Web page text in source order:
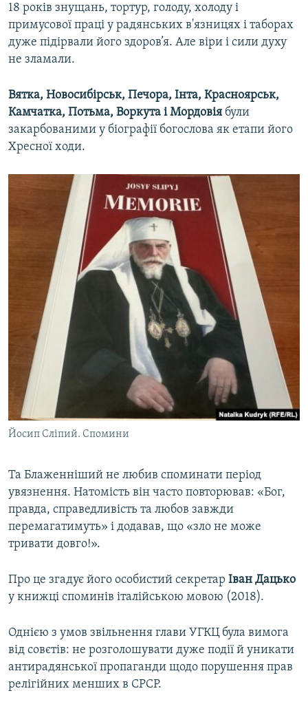
18 років знущань, тортур, голоду, холоду і
примусової праці у радянських в'язницях і таборах
дуже підірвали його здоров’я. Але віри і сили духу
не зламали.
Вятка, Новосибірськ, Печора, Інта, Красноярськ,
Камчатка, Потьма, Воркута і Мордовія були
закарбованими у біографії богослова як етапи його
Хресної ходи.
Йосип Сліпий. Спомини
Та Блаженніший не любив споминати період
увязнення. Натомість він часто повторював: «Бог,
правда, справедливість та любов завжди
перемагатимуть» і додавав, що «зло не може
тривати довго!».
Про це згадує його особистий секретар Іван Дацько
у книжці споминів італійською мовою (2018).
Однією з умов звільнення глави УГКЦ була вимога
від совєтів: не розголошувати дуже події й уникати
антирадянської пропаганди щодо порушення прав
релігійних менших в СРСР.